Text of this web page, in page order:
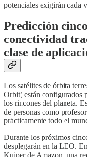
potenciales exigirán cada
Predicción
conectividad
clase de
Los satélites de órbita
Orbit) están configurados
los rincones del planeta.
de personas como
prácticamente todo el
Durante los próximos
desplegarán en la LEO.
Kuiper de Amazon, una